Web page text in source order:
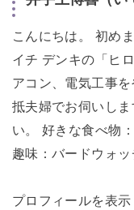
こんにちは。 初め
イチ デンキの「ヒ
アコン、電気工事
抵夫婦でお伺いし
い。 好きな食べ物
趣味：バードウォ
プロフィールを表